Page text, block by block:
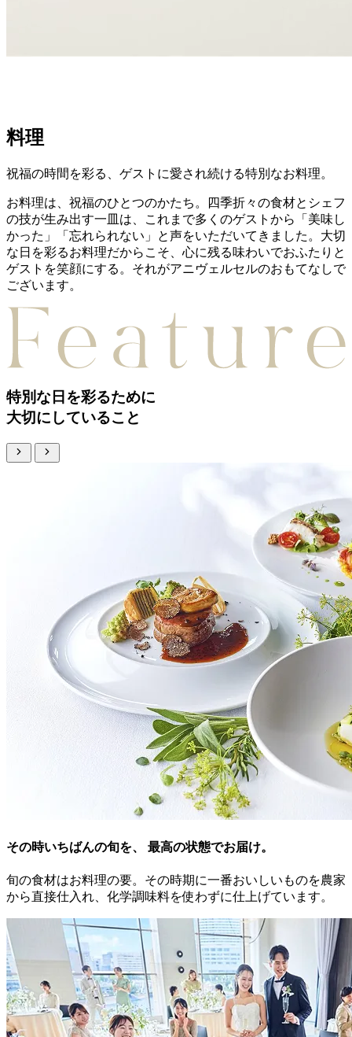
料理
祝福の時間を彩る、 ゲストに愛され続ける特別なお料理。
お料理は、祝福のひとつのかたち。
四季折々の食材とシェフ
の技が生み出す一皿は、これまで多くのゲストから「美味し
かった」「忘れられない」と声をいただいてきました。 大切
な日を彩るお料理だからこそ、心に残る味わいでおふたりと
ゲストを笑顔にする。 それがアニヴェルセルのおもてなしで
ございます。
特別な日を彩るために
大切にしていること
その時いちばんの旬を、 最高の状態でお届け。
旬の食材はお料理の要。その時期に一番おいしいものを農家
から直接仕入れ、化学調味料を使わずに仕上げています。